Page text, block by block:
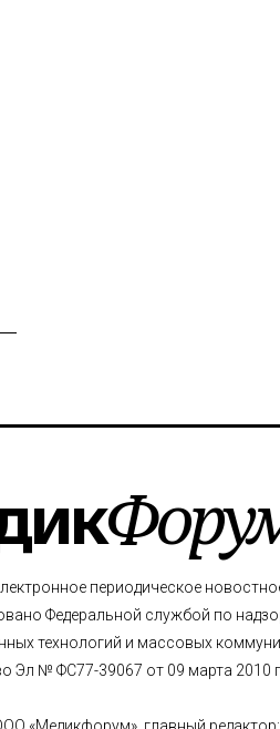
периодическое
Федеральной службой по
технологий и массовых
Эл № ФС77-39067 от 09 марта 2010 г.